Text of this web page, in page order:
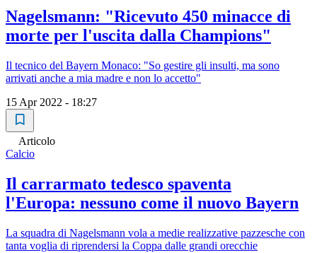
Nagelsmann: "Ricevuto 450 minacce di
morte per l'uscita dalla Champions"
Il tecnico del Bayern Monaco: "So gestire gli insulti, ma sono
arrivati anche a mia madre e non lo accetto"
15 Apr 2022 - 18:27
Articolo
Calcio
Il carrarmato tedesco spaventa
l'Europa: nessuno come il nuovo Bayern
La squadra di Nagelsmann vola a medie realizzative pazzesche con
tanta voglia di riprendersi la Coppa dalle grandi orecchie